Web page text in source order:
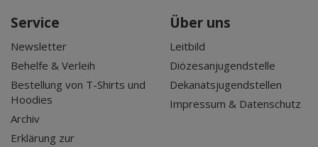
Service
Newsletter
Behelfe & Verleih
Bestellung von T-Shirts und
Hoodies
Archiv
Erklärung zur
Über uns
Leitbild
Diözesanjugendstelle
Dekanatsjugendstellen
Impressum & Datenschutz